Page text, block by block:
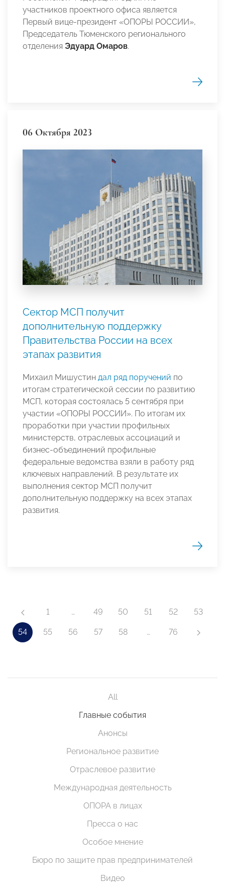
участников проектного офиса является
Первый вице-президент «ОПОРЫ РОССИИ»,
Председатель Тюменского регионального
отделения Эдуард Омаров.
06 Октября 2023
Сектор МСП получит
дополнительную поддержку
Правительства России на всех
этапах развития
Михаил Мишустин дал ряд поручений по
итогам стратегической сессии по развитию
МСП, которая состоялась 5 сентября при
участии «ОПОРЫ РОССИИ». По итогам их
проработки при участии профильных
министерств, отраслевых ассоциаций и
бизнес-объединений профильные
федеральные ведомства взяли в работу ряд
ключевых направлений. В результате их
выполнения сектор МСП получит
дополнительную поддержку на всех этапах
развития.
1 … 49 50 51 52 53
54 55 56 57 58 … 76
All
Главные события
Анонсы
Региональное развитие
Отраслевое развитие
Международная деятельность
ОПОРА в лицах
Пресса о нас
Особое мнение
Бюро по защите прав предпринимателей
Видео